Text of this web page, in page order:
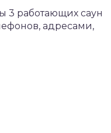
3 работающих саун
адресами,